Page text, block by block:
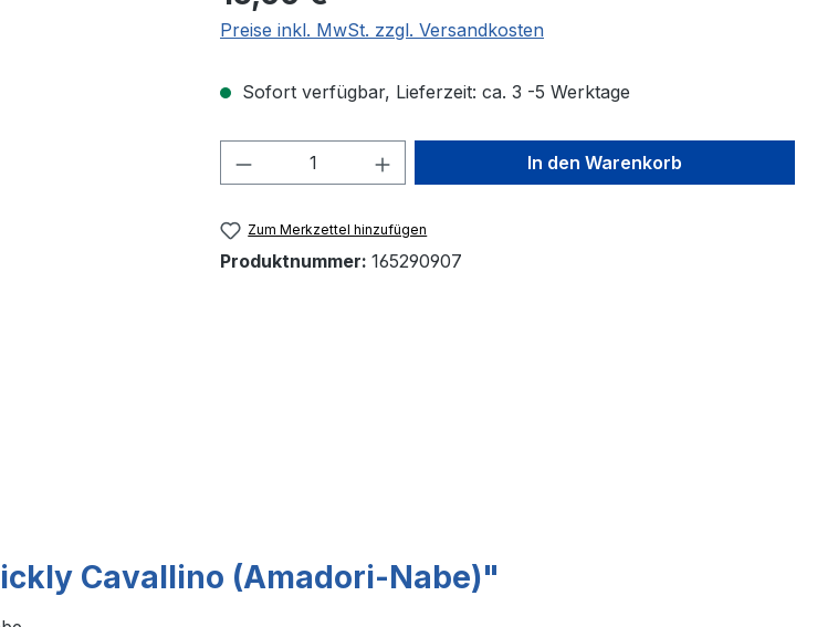
Preise inkl. MwSt. zzgl. Versandkosten
Sofort verfügbar, Lieferzeit: ca. 3 -5 Werktage
Produkt Anzahl: Gib den gewünschten Wert
In den Warenkorb
Zum Merkzettel hinzufügen
Produktnummer: 165290907
Cavallino (Amadori-Nabe)"